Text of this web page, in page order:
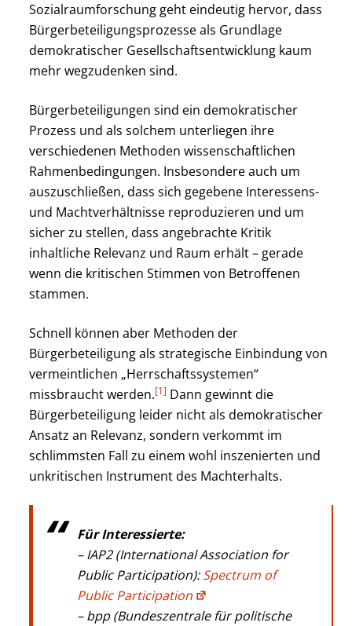
Sozialraumforschung geht eindeutig hervor, dass
Bürgerbeteiligungsprozesse als Grundlage
demokratischer Gesellschaftsentwicklung kaum
mehr wegzudenken sind.
Bürgerbeteiligungen sind ein demokratischer
Prozess und als solchem unterliegen ihre
verschiedenen Methoden wissenschaftlichen
Rahmenbedingungen. Insbesondere auch um
auszuschließen, dass sich gegebene Interessens-
und Machtverhältnisse reproduzieren und um
sicher zu stellen, dass angebrachte Kritik
inhaltliche Relevanz und Raum erhält – gerade
wenn die kritischen Stimmen von Betroffenen
stammen.
Schnell können aber Methoden der
Bürgerbeteiligung als strategische Einbindung von
vermeintlichen „Herrschaftssystemen“
missbraucht werden.[1] Dann gewinnt die
Bürgerbeteiligung leider nicht als demokratischer
Ansatz an Relevanz, sondern verkommt im
schlimmsten Fall zu einem wohl inszenierten und
unkritischen Instrument des Machterhalts.
Für Interessierte:
– IAP2 (International Association for
Public Participation):Spectrum of
Public Participation
– bpp (Bundeszentrale für politische